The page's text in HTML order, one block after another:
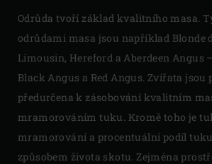
Odrůda tvoří základ kvalitního masa.
odrůdami masa jsou například Blonde
Limousin, Hereford a Aberdeen Angus
Black Angus a Red Angus. Zvířata jsou
předurčena k zásobování kvalitním
mramorováním tuku. Kromě toho je
mramorování a procentuální podíl
způsobem života skotu. Zejména